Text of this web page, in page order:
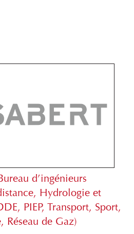
d’ingénieurs
Hydrologie et
PIEP, Transport, Sport,
Réseau de Gaz)